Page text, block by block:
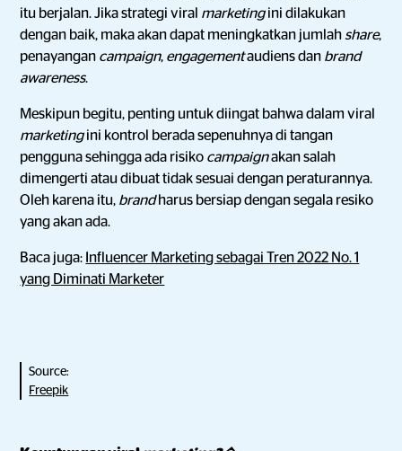
itu berjalan. Jika strategi viral marketingini dilakukan
dengan baik, maka akan dapat meningkatkan jumlah share,
penayangan campaign, engagementaudiens dan brand
awareness.
Meskipun begitu, penting untuk diingat bahwa dalam viral
marketingini kontrol berada sepenuhnya di tangan
pengguna sehingga ada risiko campaignakan salah
dimengerti atau dibuat tidak sesuai dengan peraturannya.
Oleh karena itu, brandharus bersiap dengan segala resiko
yang akan ada.
Baca juga: Influencer Marketing sebagai Tren 2022 No. 1
yang Diminati Marketer
Source:
Freepik